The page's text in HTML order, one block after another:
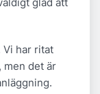
Vi har ritat
men det är